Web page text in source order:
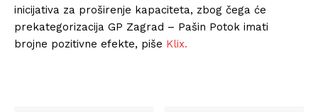
inicijativa za proširenje kapaciteta, zbog čega će
prekategorizacija GP Zagrad – Pašin Potok imati
brojne pozitivne efekte, piše Klix.